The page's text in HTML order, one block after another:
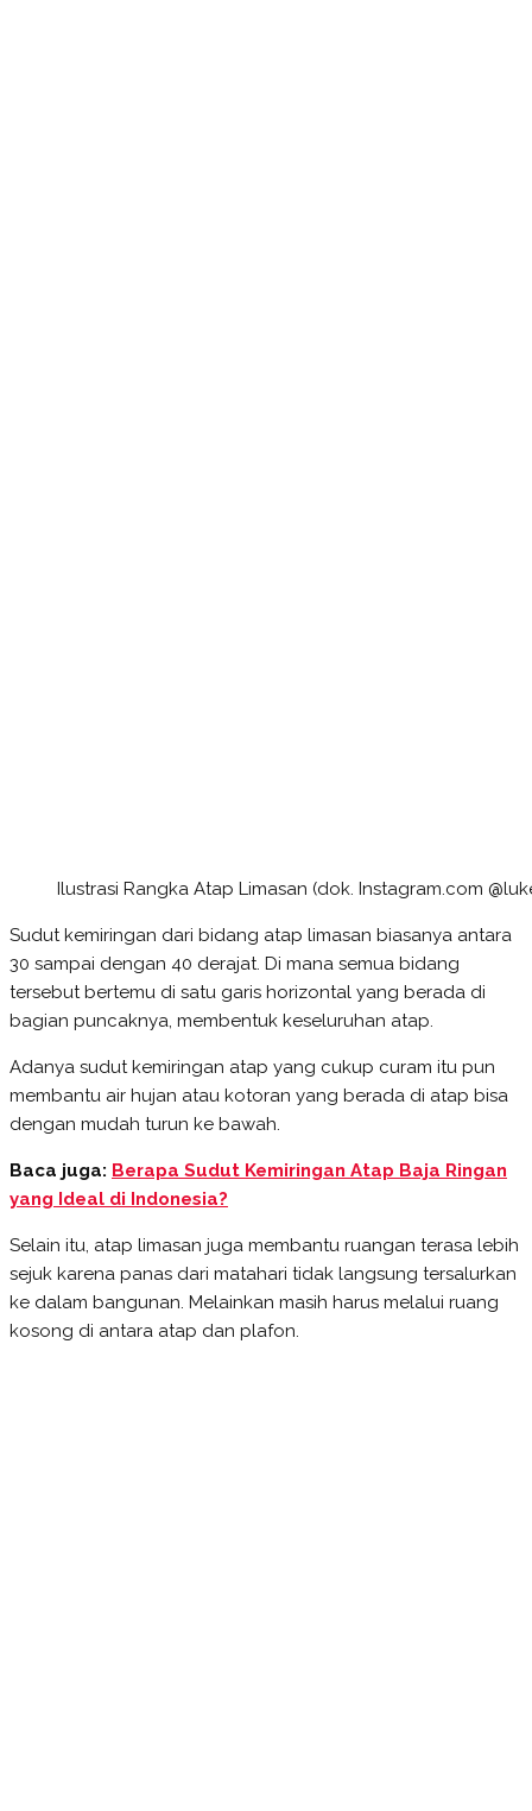
Ilustrasi Rangka Atap Limasan (dok. Instagram.com
Sudut kemiringan dari bidang atap limasan biasanya antara
30 sampai dengan 40 derajat. Di mana semua bidang
tersebut bertemu di satu garis horizontal yang berada di
bagian puncaknya, membentuk keseluruhan atap.
Adanya sudut kemiringan atap yang cukup curam itu pun
membantu air hujan atau kotoran yang berada di atap bisa
dengan mudah turun ke bawah.
Baca juga: Berapa Sudut Kemiringan Atap Baja Ringan
yang Ideal di Indonesia?
Selain itu, atap limasan juga membantu ruangan terasa lebih
sejuk karena panas dari matahari tidak langsung tersalurkan
ke dalam bangunan. Melainkan masih harus melalui ruang
kosong di antara atap dan plafon.